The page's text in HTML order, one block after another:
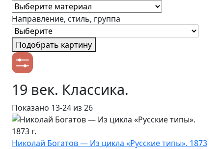
Направление, стиль, группа
Подобрать картину
19 век. Классика.
Показано 13-24 из 26
Николай Богатов — Из цикла «Русские типы». 1873